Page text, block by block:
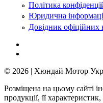
Політика
Юридична
Довідник
© 2026 | Хюндай Мотор
Розміщена на цьому сайті
продукції, її